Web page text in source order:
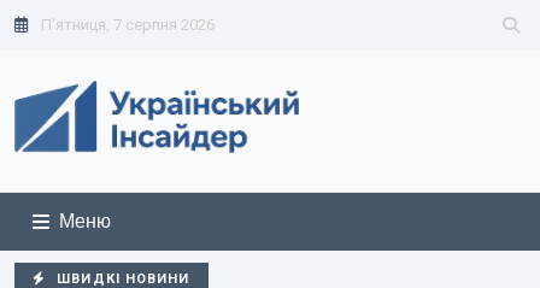
П'ятниця, 7 серпня 2026
Меню
ШВИДКІ НОВИНИ